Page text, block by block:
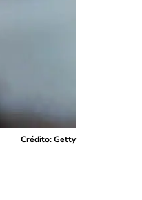
Crédito: Getty